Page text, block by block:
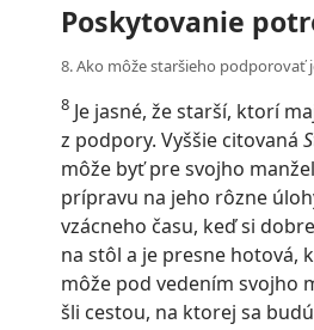
Poskytovanie
8. Ako môže staršieho podporovať
8 Je jasné, že starší, ktorí
z podpory. Vyššie citovaná
môže byť pre svojho
prípravu na jeho rôzne
vzácneho času, keď si
na stôl a je presne hotová,
môže pod vedením svojho
šli cestou, na ktorej sa budú